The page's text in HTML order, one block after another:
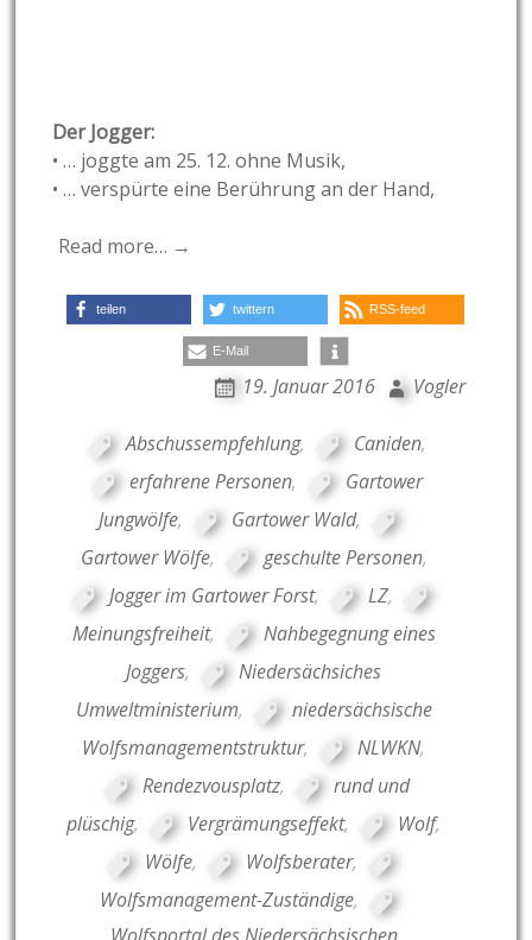
Der Jogger:
• … joggte am 25. 12. ohne Musik,
• … verspürte eine Berührung an der Hand,
Read more… →
teilen twittern RSS-feed
E-Mail
19. Januar 2016 Vogler
Abschussempfehlung, Caniden,
erfahrene Personen,
Gartower
Jungwölfe, Gartower Wald,
Gartower Wölfe, geschulte Personen,
Jogger im Gartower Forst, LZ,
Meinungsfreiheit,
Nahbegegnung eines
Joggers,
Niedersächsiches
Umweltministerium,
niedersächsische
Wolfsmanagementstruktur, NLWKN,
Rendezvousplatz,
rund und
plüschig, Vergrämungseffekt, Wolf,
Wölfe, Wolfsberater,
Wolfsmanagement-Zuständige,